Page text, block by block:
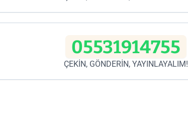
05531914755
ÇEKİN, GÖNDERİN, YAYINLAYALIM!